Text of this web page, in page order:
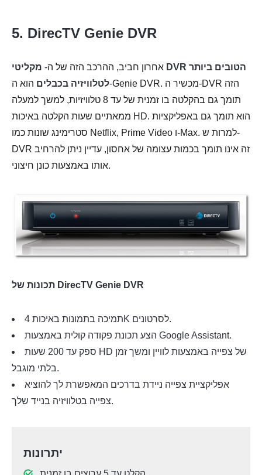
5. DirecTV Genie DVR
אחרון חביב, ההרכב הזה של ה- מקליטי DVR הטובים ביותר
לטלוויזיה בכבלים הוא ה-Genie DVR. מכשיר ה-DVR הזה
תומך גם בהקלטה בו זמנית של עד 8 טלוויזיות, למשך למעלה
ממאתיים שעות הקלטה באיכות HD. הוא תומך גם באפליקציות
סטרימינג שונות כמו Netflix, Prime Video ו-Max. למרות ש-
DVR זה אינו תומך בכמות עצומה של אחסון, עדיין ניתן להרחיב
אותו באמצעות כונן חיצוני.
תכונות של DirecTV Genie DVR
תמיכה בתמונות באיכות 4K לסרטונים.
הצע תכונת פקודה קולית באמצעות Google Assistant.
ספק עד 200 שעות HD של צפייה באמצעות לוויין ומשך זמן
בלתי מוגבל.
אפליקציית צפייה ניידת בדרכים המאפשרת לך להוציא
צפייה בטלוויזיה בנייד שלך.
יתרונות